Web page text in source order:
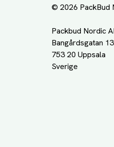
© 2026 PackBud
Packbud Nordic
Bangårdsgatan 13
753 20 Uppsala